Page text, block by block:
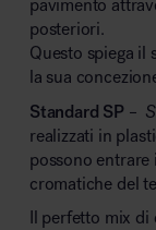
pavimento
posteriori.
Questo spiega il
la sua
Standard SP–
realizzati in
possono
cromatiche del
Il perfetto mix